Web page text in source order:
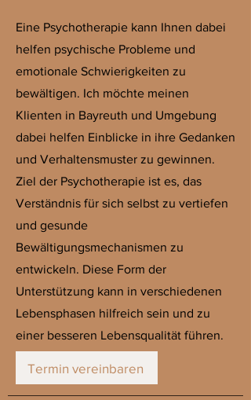
Eine Psychotherapie kann Ihnen dabei
helfen psychische Probleme und
emotionale Schwierigkeiten zu
bewältigen. Ich möchte meinen
Klienten in Bayreuth und Umgebung
dabei helfen Einblicke in ihre Gedanken
und Verhaltensmuster zu gewinnen.
Ziel der Psychotherapie ist es, das
Verständnis für sich selbst zu vertiefen
und gesunde
Bewältigungsmechanismen zu
entwickeln. Diese Form der
Unterstützung kann in verschiedenen
Lebensphasen hilfreich sein und zu
einer besseren Lebensqualität führen.
Termin vereinbaren